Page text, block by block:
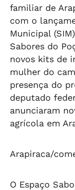
familiar de
com o
Municipal
Sabores do
novos kits de
mulher do
presença do
deputado
anunciaram
agrícola em
Arapiraca/
O Espaço